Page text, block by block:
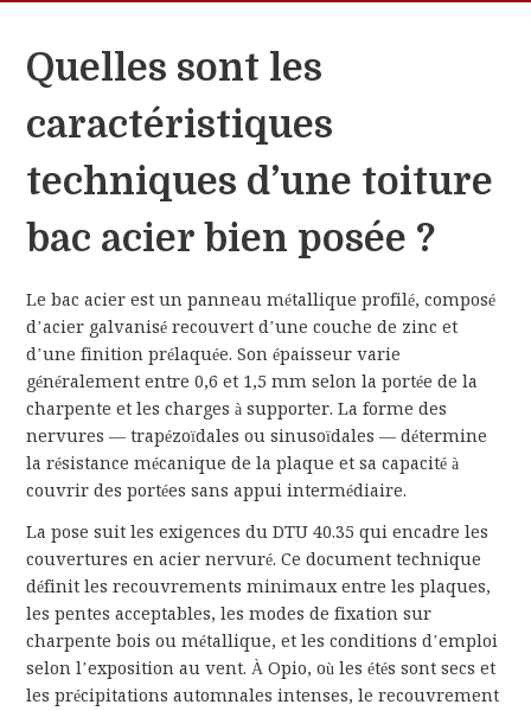
Quelles sont les
caractéristiques
techniques d’une toiture
bac acier bien posée ?
Le bac acier est un panneau métallique profilé, composé
d’acier galvanisé recouvert d’une couche de zinc et
d’une finition prélaquée. Son épaisseur varie
généralement entre 0,6 et 1,5 mm selon la portée de la
charpente et les charges à supporter. La forme des
nervures — trapézoïdales ou sinusoïdales — détermine
la résistance mécanique de la plaque et sa capacité à
couvrir des portées sans appui intermédiaire.
La pose suit les exigences du DTU 40.35 qui encadre les
couvertures en acier nervuré. Ce document technique
définit les recouvrements minimaux entre les plaques,
les pentes acceptables, les modes de fixation sur
charpente bois ou métallique, et les conditions d’emploi
selon l’exposition au vent. À Opio, où les étés sont secs et
les précipitations automnales intenses, le recouvrement